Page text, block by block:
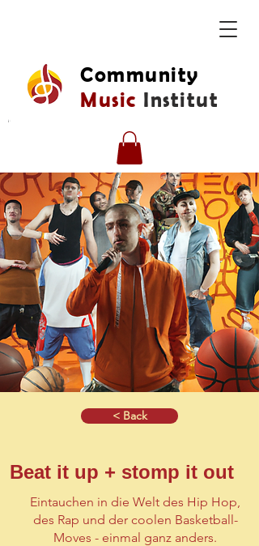
Community
Music Institut
< Back
Beat it up + stomp it out
Eintauchen in die Welt des Hip Hop,
des Rap und der coolen Basketball-
Moves - einmal ganz anders.